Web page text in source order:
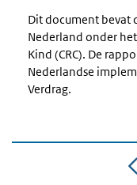
Dit document bevat
Nederland onder
Kind (CRC). De
Nederlandse
Verdrag.